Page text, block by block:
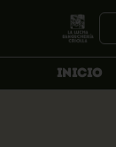
INICIO